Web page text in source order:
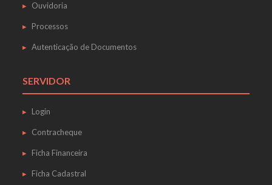
Ouvidoria
Processos
Autenticação de Documentos
SERVIDOR
Login
Contracheque
Ficha Financeira
Ficha Cadastral